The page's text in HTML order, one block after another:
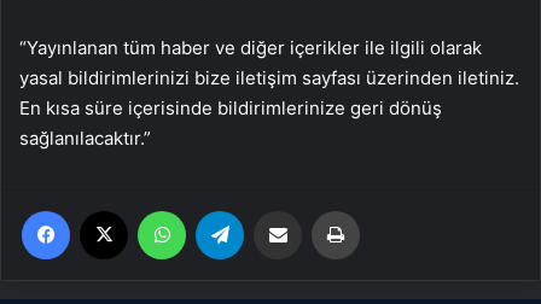
“Yayınlanan tüm haber ve diğer içerikler ile ilgili olarak
yasal bildirimlerinizi bize iletişim sayfası üzerinden iletiniz.
En kısa süre içerisinde bildirimlerinize geri dönüş
sağlanılacaktır.”
Facebook WhatsApp Email'den paylaş